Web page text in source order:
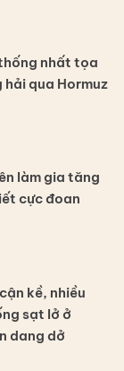
nhất tọa
qua Hormuz
làm gia tăng
cực đoan
kề, nhiều
sạt lở ở
dang dở